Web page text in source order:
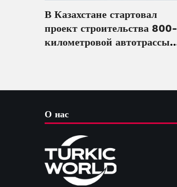
В Казахстане стартовал
проект строительства 800-
километровой автотрассы
О нас